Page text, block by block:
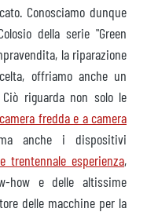
Conosciamo dunque
della serie "Green
la riparazione
offriamo anche un
riguarda non solo le
fredda e a camera
anche i dispositivi
trentennale esperienza,
how e delle altissime
delle macchine per la